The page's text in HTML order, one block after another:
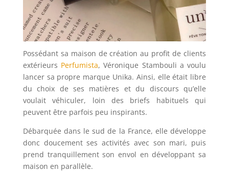
Possédant sa maison de création au profit de clients
extérieurs Perfumista, Véronique Stambouli a voulu
lancer sa propre marque Unika. Ainsi, elle était libre
du choix de ses matières et du discours qu’elle
voulait véhiculer, loin des briefs habituels qui
peuvent être parfois peu inspirants.
Débarquée dans le sud de la France, elle développe
donc doucement ses activités avec son mari, puis
prend tranquillement son envol en développant sa
maison en parallèle.